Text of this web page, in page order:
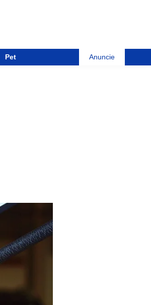
Pet Anuncie